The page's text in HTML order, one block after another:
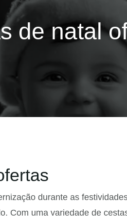
de natal
durante as
Com uma variedade de